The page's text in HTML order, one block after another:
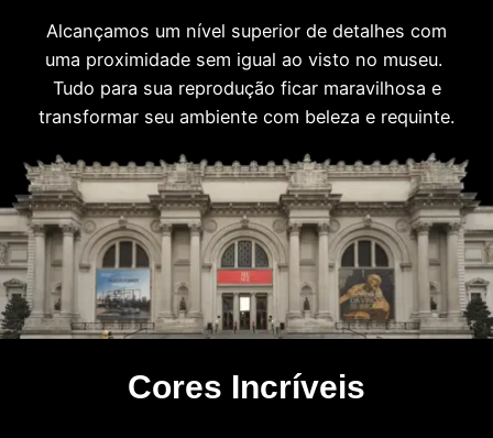
Alcançamos um nível superior de detalhes com
uma proximidade sem igual ao visto no museu.
Tudo para sua reprodução ficar maravilhosa e
transformar seu ambiente com beleza e requinte.
Cores Incríveis